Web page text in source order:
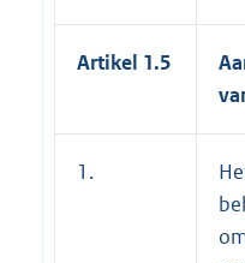
Artikel 1.5
1.